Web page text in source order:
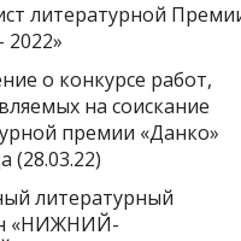
литературной
о конкурсе работ,
на соискание
премии «Данко»
(28.03.22)
литературный
«НИЖНИЙ-